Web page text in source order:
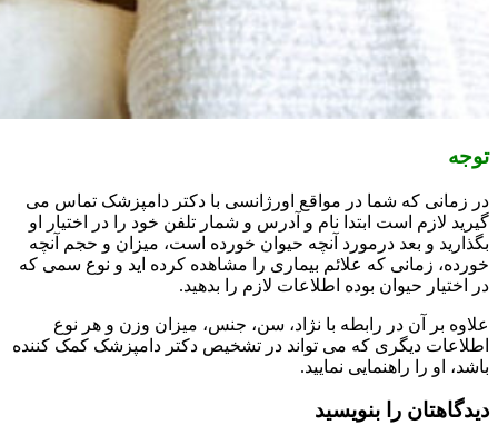
توجه
در زمانی که شما در مواقع اورژانسی با دکتر دامپزشک تماس می
گیرید لازم است ابتدا نام و آدرس و شمار تلفن خود را در اختیار او
بگذارید و بعد درمورد آنچه حیوان خورده است، میزان و حجم آنچه
خورده، زمانی که علائم بیماری را مشاهده کرده اید و نوع سمی که
در اختیار حیوان بوده اطلاعات لازم را بدهید.
علاوه بر آن در رابطه با نژاد، سن، جنس، میزان وزن و هر نوع
اطلاعات دیگری که می تواند در تشخیص دکتر دامپزشک کمک کننده
باشد، او را راهنمایی نمایید.
دیدگاهتان را بنویسید